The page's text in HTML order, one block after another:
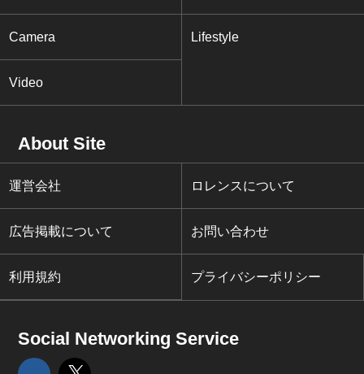
Camera Lifestyle
Video
About Site
運営会社 ロレンスについて
広告掲載について お問い合わせ
利用規約 プライバシーポリシー
Social Networking Service